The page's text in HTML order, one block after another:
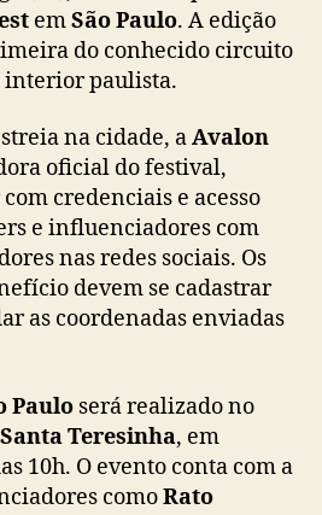
c
r
d
n
c
i
a
i
s
p
a
c
o
s
p
emSão Paulo. A edição
do conhecido circuito
interior paulista.
na cidade, aAvalon
oficial do festival,
credenciais e acesso
e influenciadores com
nas redes sociais. Os
devem se cadastrar
as coordenadas enviadas
Paulo será realizado no
Teresinha, em
10h. O evento conta com a
comoRato